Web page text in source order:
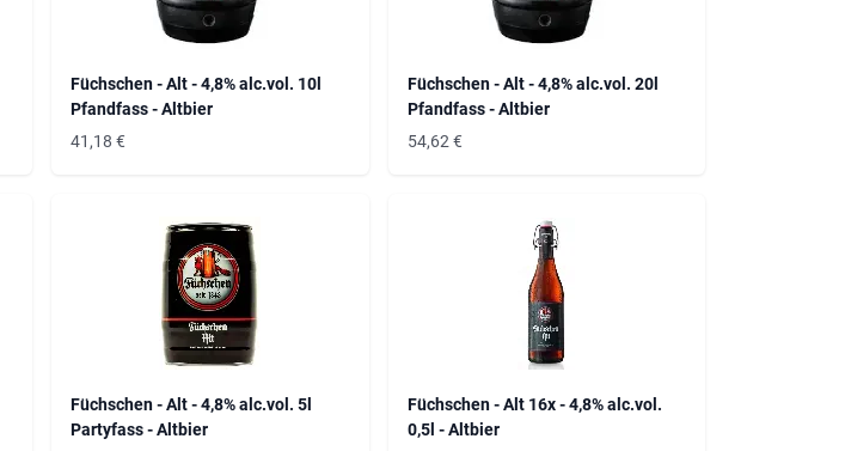
Füchschen - Alt - 4,8% alc.vol. 10l
Pfandfass - Altbier
41,18 €
Füchschen - Alt - 4,8% alc.vol. 20l
Pfandfass - Altbier
54,62 €
Füchschen - Alt - 4,8% alc.vol. 5l
Partyfass - Altbier
Füchschen - Alt 16x - 4,8% alc.vol.
0,5l - Altbier